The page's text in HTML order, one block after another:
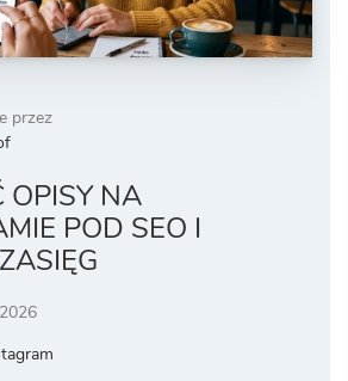
przez
OPISY NA
POD SEO I